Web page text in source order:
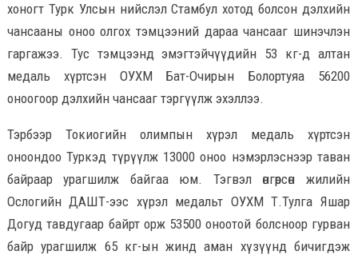
хоногт Турк Улсын нийслэл Стамбул хотод болсон дэлхийн
чансааны оноо олгох тэмцээний дараа чансааг шинэчлэн
гаргажээ. Тус тэмцээнд эмэгтэйчүүдийн 53 кг-д алтан
медаль хүртсэн ОУХМ Бат-Очирын Болортуяа 56200
оноогоор дэлхийн чансааг тэргүүлж эхэллээ.
Тэрбээр Токиогийн олимпын хүрэл медаль хүртсэн
оноондоо Туркэд түрүүлж 13000 оноо нэмэрлэснээр таван
байраар урагшилж байгаа юм. Тэгвэл өнгөрсөн жилийн
Ослогийн ДАШТ-ээс хүрэл медальт ОУХМ Т.Тулга Яшар
Догуд тавдугаар байрт орж 53500 оноотой болсноор гурван
байр урагшилж 65 кг-ын жинд аман хүзүүнд бичигдэж